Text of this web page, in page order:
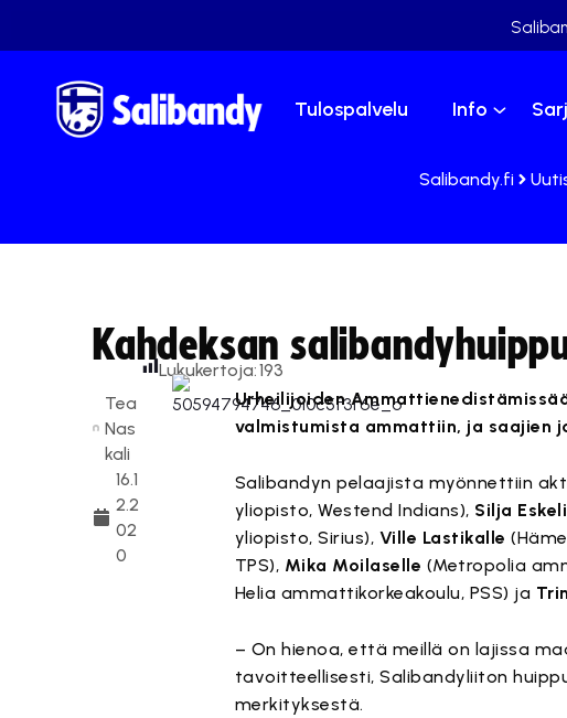
Tulospalvelu Info
Salibandy.fi
Kahdeksan
Tea
Nas
kali
16.1
2.2
02
0
Lukukertoja:193
Urheilijoiden
valmistumista ammattiin, ja saajien
Salibandyn pelaajista myönnettiin
yliopisto, Westend Indians), Silja
yliopisto, Sirius), Ville Lastikalle
TPS), Mika Moilaselle (Metropolia
Helia ammattikorkeakoulu, PSS) ja
– On hienoa, että meillä on lajissa
tavoitteellisesti, Salibandyliiton
merkityksestä.